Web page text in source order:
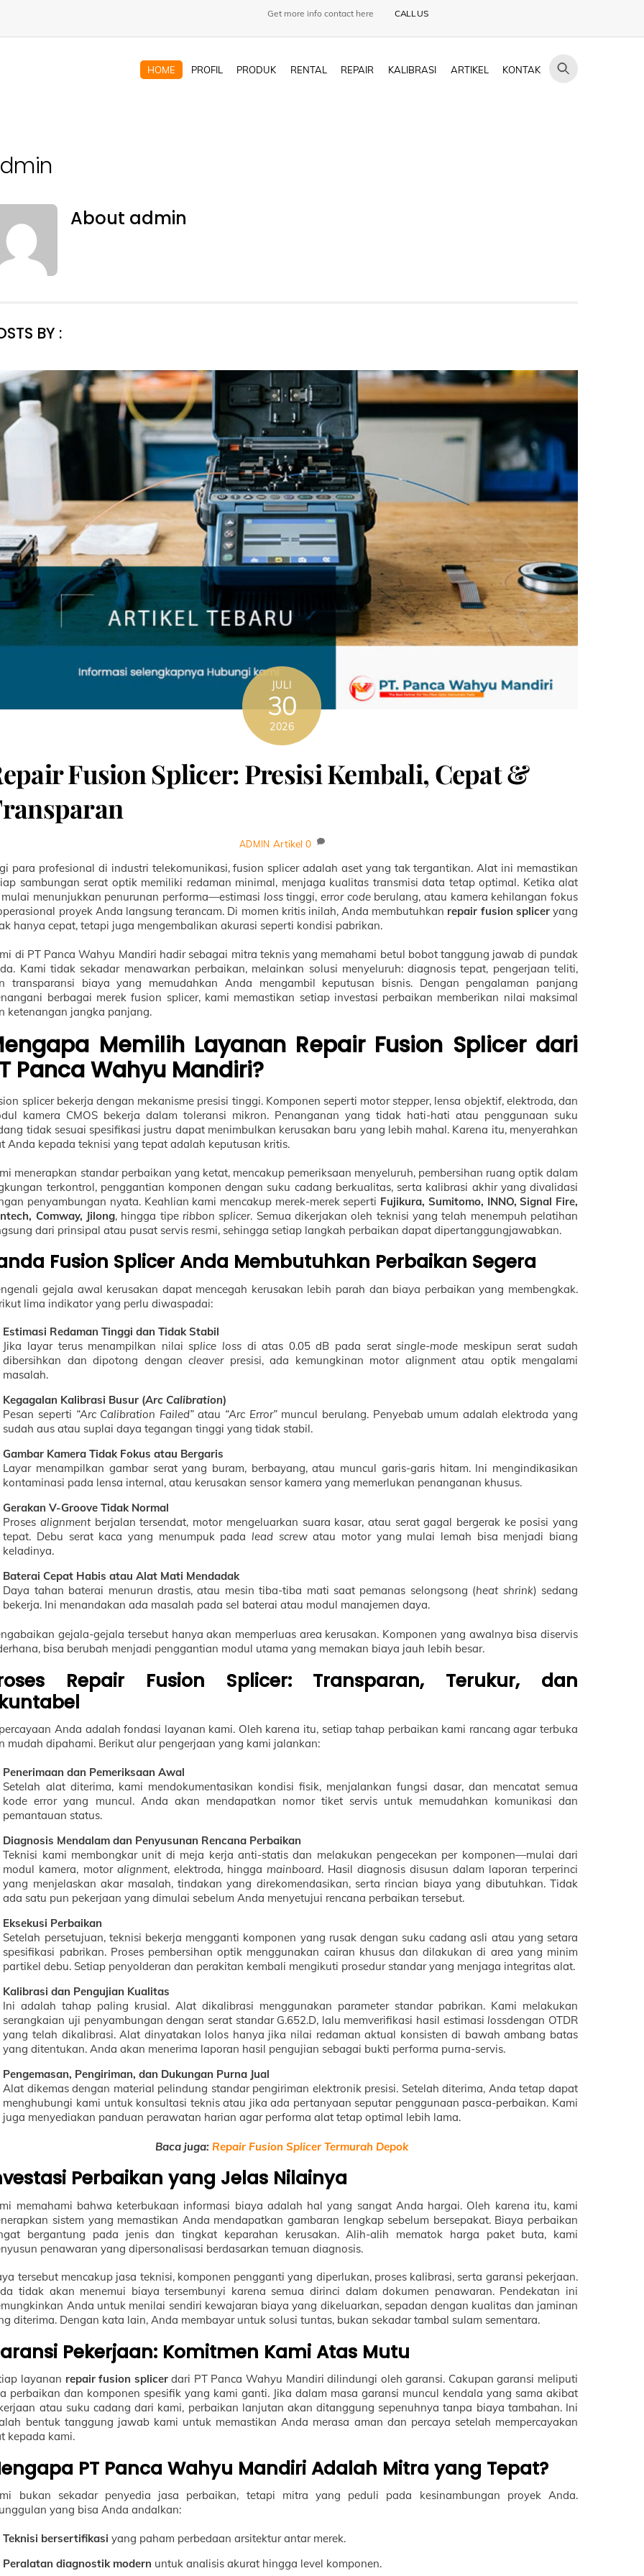
Get more info contact here CALL US
HOME PROFIL PRODUK RENTAL REPAIR KALIBRASI ARTIKEL KONTAK
About admin
BY :
JULI
30
2026
Fusion Splicer: Presisi Kembali, Cepat &
ADMIN Artikel 0
para profesional di industri telekomunikasi, fusion splicer adalah aset yang tak tergantikan. Alat ini memastikan
sambungan serat optik memiliki redaman minimal, menjaga kualitas transmisi data tetap optimal. Ketika alat
menunjukkan penurunan performa—estimasi losstinggi,error codeberulang, atau kamera kehilangan fokus
proyek Anda langsung terancam. Di momen kritis inilah, Anda membutuhkan repair fusion spliceryang
hanya cepat, tetapi juga mengembalikan akurasi seperti kondisi pabrikan.
di PT Panca Wahyu Mandiri hadir sebagai mitra teknis yang memahami betul bobot tanggung jawab di pundak
Kami tidak sekadar menawarkan perbaikan, melainkan solusi menyeluruh: diagnosis tepat, pengerjaan teliti,
transparansi biaya yang memudahkan Anda mengambil keputusan bisnis. Dengan pengalaman panjang
berbagai merek fusion splicer, kami memastikan setiap investasi perbaikan memberikan nilai maksimal
ketenangan jangka panjang.
Memilih Layanan Repair Fusion Splicer dari
Panca Wahyu Mandiri?
splicer bekerja dengan mekanisme presisi tinggi. Komponen seperti motorstepper, lensa objektif, elektroda, dan
kamera CMOS bekerja dalam toleransi mikron. Penanganan yang tidak hati-hati atau penggunaan suku
tidak sesuai spesifikasi justru dapat menimbulkan kerusakan baru yang lebih mahal. Karena itu, menyerahkan
Anda kepada teknisi yang tepat adalah keputusan kritis.
menerapkan standar perbaikan yang ketat, mencakup pemeriksaan menyeluruh, pembersihan ruang optik dalam
terkontrol, penggantian komponen dengan suku cadang berkualitas, serta kalibrasi akhir yang divalidasi
penyambungan nyata. Keahlian kami mencakup merek-merek seperti Fujikura, Sumitomo, INNO, Signal Fire,
Comway, Jilong, hingga tipe ribbon splicer. Semua dikerjakan oleh teknisi yang telah menempuh pelatihan
dari prinsipal atau pusat servis resmi, sehingga setiap langkah perbaikan dapat dipertanggungjawabkan.
Fusion Splicer Anda Membutuhkan Perbaikan Segera
gejala awal kerusakan dapat mencegah kerusakan lebih parah dan biaya perbaikan yang membengkak.
lima indikator yang perlu diwaspadai:
Estimasi Redaman Tinggi dan Tidak Stabil
Jika layar terus menampilkan nilaisplice loss di atas 0.05 dB pada seratsingle-mode meskipun serat sudah
dibersihkan dan dipotong dengancleaverpresisi, ada kemungkinan motor alignment atau optik mengalami
masalah.
Kegagalan Kalibrasi Busur (Arc Calibration)
Pesan seperti “Arc Calibration Failed”atau “Arc Error”muncul berulang. Penyebab umum adalah elektroda yang
sudah aus atau suplai daya tegangan tinggi yang tidak stabil.
Gambar Kamera Tidak Fokus atau Bergaris
Layar menampilkan gambar serat yang buram, berbayang, atau muncul garis-garis hitam. Ini mengindikasikan
kontaminasi pada lensa internal, atau kerusakan sensor kamera yang memerlukan penanganan khusus.
Gerakan V-Groove Tidak Normal
Prosesalignmentberjalan tersendat, motor mengeluarkan suara kasar, atau serat gagal bergerak ke posisi yang
tepat. Debu serat kaca yang menumpuk pada lead screwatau motor yang mulai lemah bisa menjadi biang
keladinya.
Baterai Cepat Habis atau Alat Mati Mendadak
Daya tahan baterai menurun drastis, atau mesin tiba-tiba mati saat pemanas selongsong (heat shrink) sedang
bekerja. Ini menandakan ada masalah pada sel baterai atau modul manajemen daya.
gejala-gejala tersebut hanya akan memperluas area kerusakan. Komponen yang awalnya bisa diservis
bisa berubah menjadi penggantian modul utama yang memakan biaya jauh lebih besar.
Repair Fusion Splicer: Transparan, Terukur, dan
Anda adalah fondasi layanan kami. Oleh karena itu, setiap tahap perbaikan kami rancang agar terbuka
mudah dipahami. Berikut alur pengerjaan yang kami jalankan:
Penerimaan dan Pemeriksaan Awal
Setelah alat diterima, kami mendokumentasikan kondisi fisik, menjalankan fungsi dasar, dan mencatat semua
kode error yang muncul. Anda akan mendapatkan nomor tiket servis untuk memudahkan komunikasi dan
pemantauan status.
Diagnosis Mendalam dan Penyusunan Rencana Perbaikan
Teknisi kami membongkar unit di meja kerja anti-statis dan melakukan pengecekan per komponen—mulai dari
modul kamera, motor alignment, elektroda, hingga mainboard. Hasil diagnosis disusun dalam laporan terperinci
yang menjelaskan akar masalah, tindakan yang direkomendasikan, serta rincian biaya yang dibutuhkan. Tidak
ada satu pun pekerjaan yang dimulai sebelum Anda menyetujui rencana perbaikan tersebut.
Eksekusi Perbaikan
Setelah persetujuan, teknisi bekerja mengganti komponen yang rusak dengan suku cadang asli atau yang setara
spesifikasi pabrikan. Proses pembersihan optik menggunakan cairan khusus dan dilakukan di area yang minim
partikel debu. Setiap penyolderan dan perakitan kembali mengikuti prosedur standar yang menjaga integritas alat.
Kalibrasi dan Pengujian Kualitas
Ini adalah tahap paling krusial. Alat dikalibrasi menggunakan parameter standar pabrikan. Kami melakukan
serangkaian uji penyambungan dengan serat standar G.652.D, lalu memverifikasi hasil estimasi lossdengan OTDR
yang telah dikalibrasi. Alat dinyatakan lolos hanya jika nilai redaman aktual konsisten di bawah ambang batas
yang ditentukan. Anda akan menerima laporan hasil pengujian sebagai bukti performa purna-servis.
Pengemasan, Pengiriman, dan Dukungan Purna Jual
Alat dikemas dengan material pelindung standar pengiriman elektronik presisi. Setelah diterima, Anda tetap dapat
menghubungi kami untuk konsultasi teknis atau jika ada pertanyaan seputar penggunaan pasca-perbaikan. Kami
juga menyediakan panduan perawatan harian agar performa alat tetap optimal lebih lama.
Baca juga: Repair Fusion Splicer Termurah Depok
Perbaikan yang Jelas Nilainya
memahami bahwa keterbukaan informasi biaya adalah hal yang sangat Anda hargai. Oleh karena itu, kami
sistem yang memastikan Anda mendapatkan gambaran lengkap sebelum bersepakat. Biaya perbaikan
bergantung pada jenis dan tingkat keparahan kerusakan. Alih-alih mematok harga paket buta, kami
penawaran yang dipersonalisasi berdasarkan temuan diagnosis.
tersebut mencakup jasa teknisi, komponen pengganti yang diperlukan, proses kalibrasi, serta garansi pekerjaan.
tidak akan menemui biaya tersembunyi karena semua dirinci dalam dokumen penawaran. Pendekatan ini
Anda untuk menilai sendiri kewajaran biaya yang dikeluarkan, sepadan dengan kualitas dan jaminan
diterima. Dengan kata lain, Anda membayar untuk solusi tuntas, bukan sekadar tambal sulam sementara.
Pekerjaan: Komitmen Kami Atas Mutu
layanan repair fusion splicerdari PT Panca Wahyu Mandiri dilindungi oleh garansi. Cakupan garansi meliputi
perbaikan dan komponen spesifik yang kami ganti. Jika dalam masa garansi muncul kendala yang sama akibat
atau suku cadang dari kami, perbaikan lanjutan akan ditanggung sepenuhnya tanpa biaya tambahan. Ini
bentuk tanggung jawab kami untuk memastikan Anda merasa aman dan percaya setelah mempercayakan
kepada kami.
PT Panca Wahyu Mandiri Adalah Mitra yang Tepat?
bukan sekadar penyedia jasa perbaikan, tetapi mitra yang peduli pada kesinambungan proyek Anda.
yang bisa Anda andalkan:
Teknisi bersertifikasi yang paham perbedaan arsitektur antar merek.
Peralatan diagnostik modern untuk analisis akurat hingga level komponen.